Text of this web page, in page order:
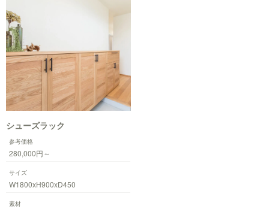
シューズラック
参考価格
280,000円～
サイズ
W1800xH900xD450
素材